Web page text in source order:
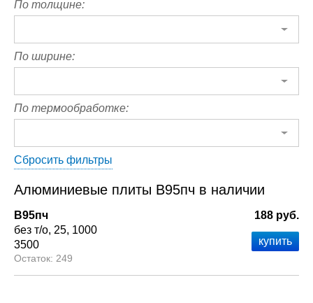
По толщине:
По ширине:
По термообработке:
Сбросить фильтры
Алюминиевые плиты В95пч в наличии
В95пч
без т/о 25 1000
3500
249
188 руб.